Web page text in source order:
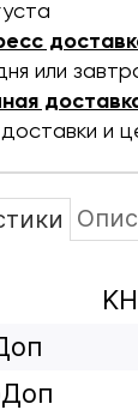
или
и